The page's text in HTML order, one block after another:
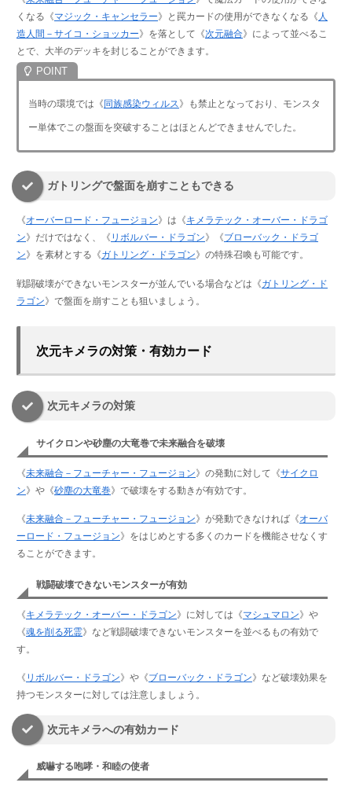
くなる《マジック・キャンセラー》と罠カードの使用ができなくなる《 人
造人間－サイコ・ショッカー》を落として《次元融合》によって並べるこ
とで、大半のデッキを封じることができます。
当時の環境では《 同族感染ウィルス》も禁止となっており、モンスタ
ー単体でこの盤面を突破することはほとんどできませんでした。
ガトリングで盤面を崩すこともできる
《オーバーロード・フュージョン》は《キメラテック・オーバー・ドラゴ
ン》だけではなく、《 リボルバー・ドラゴン》《ブローバック・ドラゴ
ン》を素材とする《ガトリング・ドラゴン》の特殊召喚も可能です。
戦闘破壊ができないモンスターが並んでいる場合などは《ガトリング・ド
ラゴン》で盤面を崩すことも狙いましょう。
次元キメラの対策・有効カード
次元キメラの対策
サイクロンや砂塵の大竜巻で未来融合を破壊
《未来融合－フューチャー・フュージョン》の発動に対して《サイクロ
ン》や《砂塵の大竜巻》で破壊をする動きが有効です。
《未来融合－フューチャー・フュージョン》が発動できなければ《オーバ
ーロード・フュージョン》をはじめとする多くのカードを機能させなくす
ることができます。
戦闘破壊できないモンスターが有効
《キメラテック・オーバー・ドラゴン》に対しては《マシュマロン》や
《魂を削る死霊》など戦闘破壊できないモンスターを並べるもの有効で
す。
《 リボルバー・ドラゴン》や《ブローバック・ドラゴン》など破壊効果を
持つモンスターに対しては注意しましょう。
次元キメラへの有効カード
威嚇する咆哮・和睦の使者